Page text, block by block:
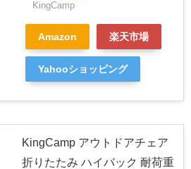
KingCamp
Amazon 楽天市場
Yahooショッピング
KingCamp アウトドアチェア
折りたたみ ハイバック 耐荷重